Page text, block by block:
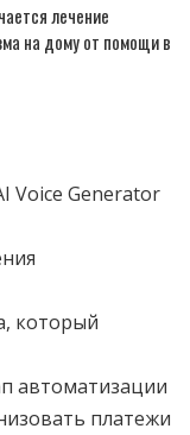
лечение
на дому от помощи в
Voice Generator
который
автоматизации
платежи